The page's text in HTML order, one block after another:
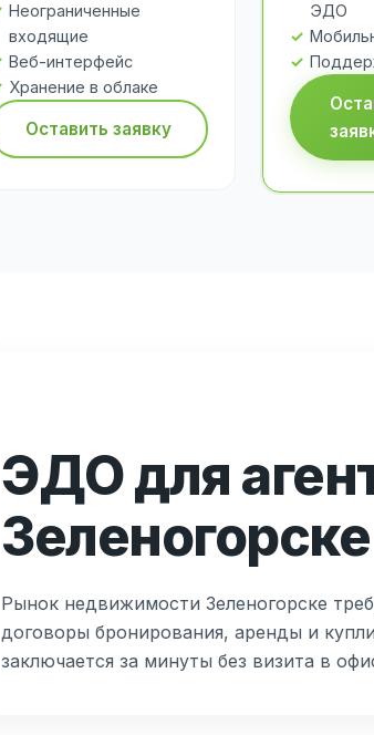
Неограниченные
входящие
Веб-интерфейс
Хранение в облаке
Оставить заявку
ЭДО
ЭДО для
Зеленогорске
Рынок недвижимости Зеленогорске
договоры бронирования, аренды и
заключается за минуты без визита в